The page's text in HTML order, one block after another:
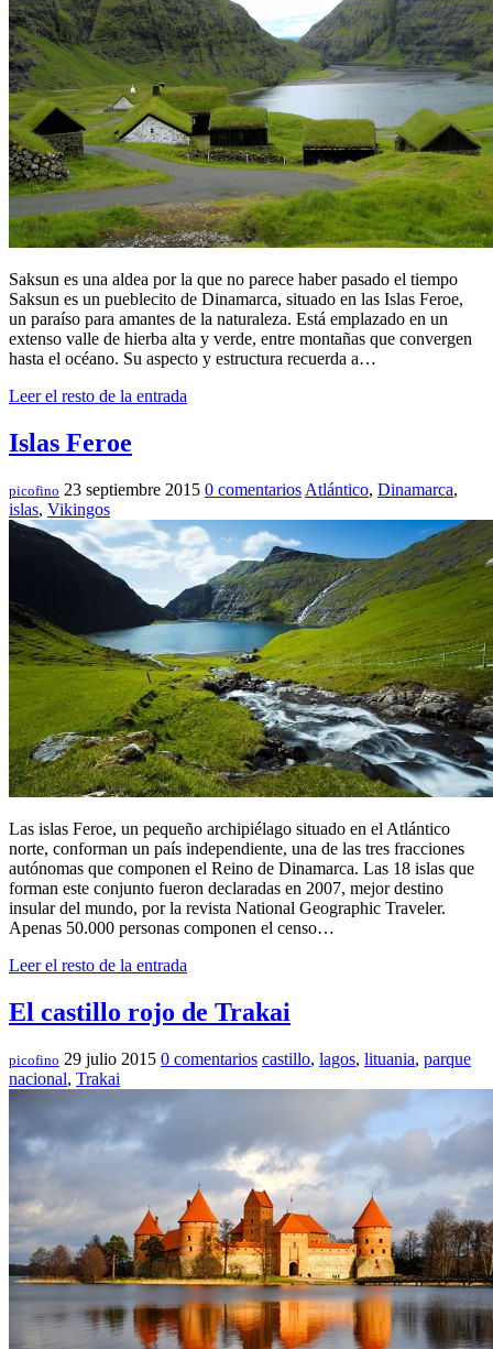
Saksun es una aldea por la que no parece haber pasado el tiempo
Saksun es un pueblecito de Dinamarca, situado en las Islas Feroe,
un paraíso para amantes de la naturaleza. Está emplazado en un
extenso valle de hierba alta y verde, entre montañas que convergen
hasta el océano. Su aspecto y estructura recuerda a…
Leer el resto de la entrada
Islas Feroe
picofino 23 septiembre 2015 0 comentarios Atlántico, Dinamarca,
islas, Vikingos
Las islas Feroe, un pequeño archipiélago situado en el Atlántico
norte, conforman un país independiente, una de las tres fracciones
autónomas que componen el Reino de Dinamarca. Las 18 islas que
forman este conjunto fueron declaradas en 2007, mejor destino
insular del mundo, por la revista National Geographic Traveler.
Apenas 50.000 personas componen el censo…
Leer el resto de la entrada
El castillo rojo de Trakai
picofino 29 julio 2015 0 comentarios castillo, lagos, lituania, parque
nacional, Trakai